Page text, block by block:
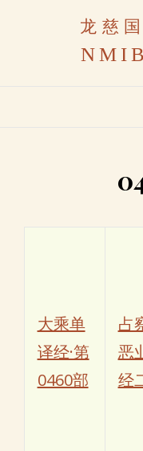
龙慈
大乘单
译经·第
0460部
占
恶
经